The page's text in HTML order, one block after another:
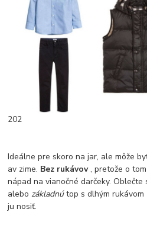
202
Ideálne pre skoro na jar, ale môže
av zime. Bez rukávov, pretože o
nápad na vianočné darčeky.
alebo základnútop s dlhým
ju nosiť.